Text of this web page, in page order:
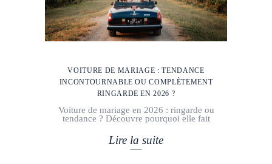
VOITURE DE MARIAGE : TENDANCE
INCONTOURNABLE OU COMPLÈTEMENT
RINGARDE EN 2026 ?
Voiture de mariage en 2026 : ringarde ou
tendance ? Découvre pourquoi elle fait
Lire la suite